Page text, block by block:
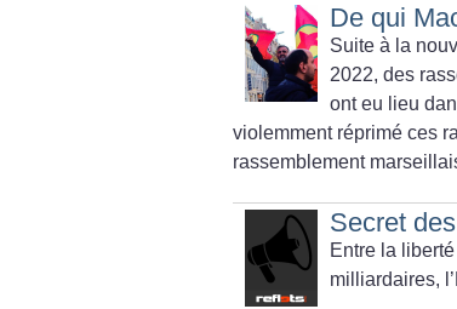
De qui
Suite à la
2022, des
ont eu lieu
violemment réprimé ces
rassemblement
Secret
Entre la
milliardaires,